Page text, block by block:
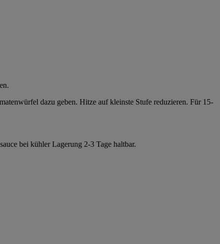
dazu geben. Hitze auf kleinste Stufe reduzieren. Für 15-
bei kühler Lagerung 2-3 Tage haltbar.